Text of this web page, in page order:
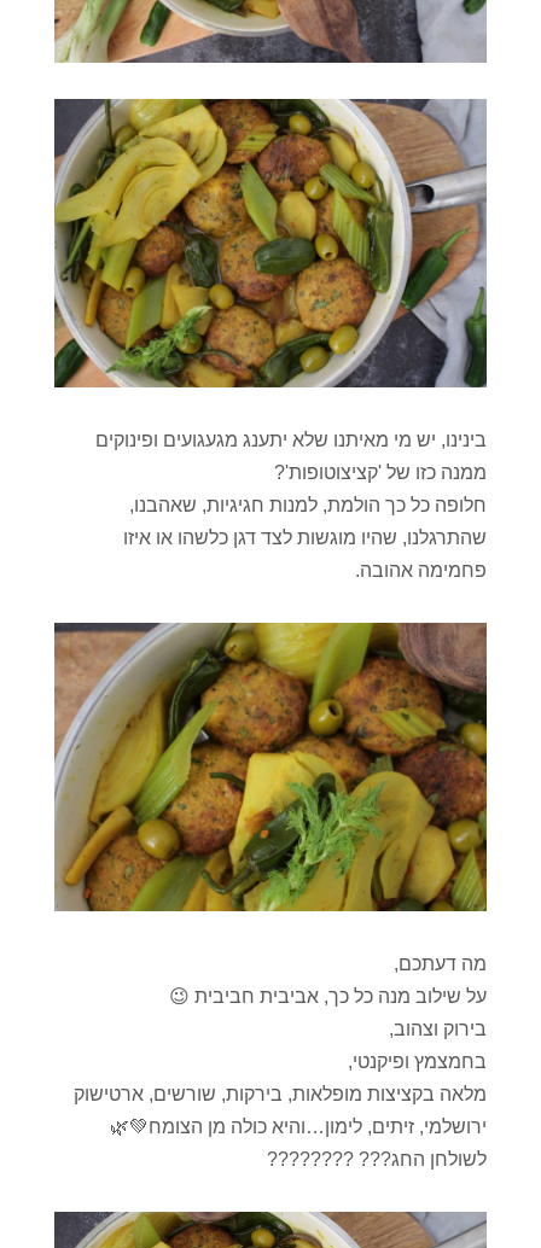
בינינו, יש מי מאיתנו שלא יתענג מגעגועים ופינוקים
ממנה כזו של 'קציצוטופות'?
חלופה כל כך הולמת, למנות חגיגיות, שאהבנו,
שהתרגלנו, שהיו מוגשות לצד דגן כלשהו או איזו
פחמימה אהובה.
מה דעתכם,
על שילוב מנה כל כך, אביבית חביבית 😉
בירוק וצהוב,
בחמצמץ ופיקנטי,
מלאה בקציצות מופלאות, בירקות, שורשים, ארטישוק
ירושלמי, זיתים, לימון…והיא כולה מן הצומח💚🌿
לשולחן החג??? ????????